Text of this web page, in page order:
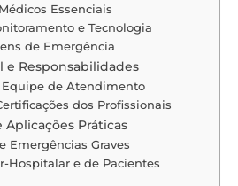
Essenciais
e Tecnologia
de Emergência
e Responsabilidades
Equipe de Atendimento
dos Profissionais
Aplicações Práticas
Emergências Graves
Hospitalar e de Pacientes